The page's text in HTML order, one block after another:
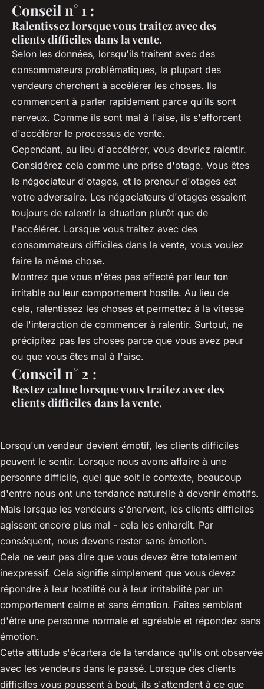
Conseil n° 1 :
Ralentissez lorsque vous traitez avec des
clients difficiles dans la vente.
Selon les données, lorsqu'ils traitent avec des
consommateurs problématiques, la plupart des
vendeurs cherchent à accélérer les choses. Ils
commencent à parler rapidement parce qu'ils sont
nerveux. Comme ils sont mal à l'aise, ils s'efforcent
d'accélérer le processus de vente.
Cependant, au lieu d'accélérer, vous devriez ralentir.
Considérez cela comme une prise d'otage. Vous êtes
le négociateur d'otages, et le preneur d'otages est
votre adversaire. Les négociateurs d'otages essaient
toujours de ralentir la situation plutôt que de
l'accélérer. Lorsque vous traitez avec des
consommateurs difficiles dans la vente, vous voulez
faire la même chose.
Montrez que vous n'êtes pas affecté par leur ton
irritable ou leur comportement hostile. Au lieu de
cela, ralentissez les choses et permettez à la vitesse
de l'interaction de commencer à ralentir. Surtout, ne
précipitez pas les choses parce que vous avez peur
ou que vous êtes mal à l'aise.
Conseil n° 2 :
Restez calme lorsque vous traitez avec des
clients difficiles dans la vente.
Lorsqu'un vendeur devient émotif, les clients difficiles
peuvent le sentir. Lorsque nous avons affaire à une
personne difficile, quel que soit le contexte, beaucoup
d'entre nous ont une tendance naturelle à devenir émotifs.
Mais lorsque les vendeurs s'énervent, les clients difficiles
agissent encore plus mal - cela les enhardit. Par
conséquent, nous devons rester sans émotion.
Cela ne veut pas dire que vous devez être totalement
inexpressif. Cela signifie simplement que vous devez
répondre à leur hostilité ou à leur irritabilité par un
comportement calme et sans émotion. Faites semblant
d'être une personne normale et agréable et répondez sans
émotion.
Cette attitude s'écartera de la tendance qu'ils ont observée
avec les vendeurs dans le passé. Lorsque des clients
difficiles vous poussent à bout, ils s'attendent à ce que